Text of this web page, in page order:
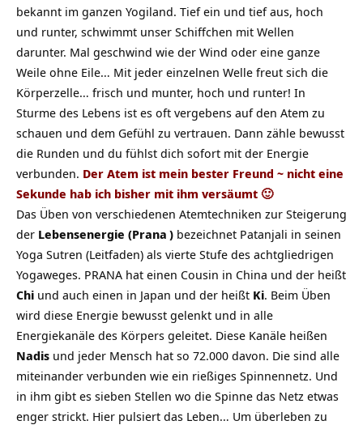
bekannt im ganzen Yogiland. Tief ein und tief aus, hoch
und runter, schwimmt unser Schiffchen mit Wellen
darunter. Mal geschwind wie der Wind oder eine ganze
Weile ohne Eile… Mit jeder einzelnen Welle freut sich die
Körperzelle… frisch und munter, hoch und runter! In
Sturme des Lebens ist es oft vergebens auf den Atem zu
schauen und dem Gefühl zu vertrauen. Dann zähle bewusst
die Runden und du fühlst dich sofort mit der Energie
verbunden. Der Atem ist mein bester Freund ~ nicht eine
Sekunde hab ich bisher mit ihm versäumt 🙂
Das Üben von verschiedenen Atemtechniken zur Steigerung
der Lebensenergie (Prana ) bezeichnet Patanjali in seinen
Yoga Sutren (Leitfaden) als vierte Stufe des achtgliedrigen
Yogaweges. PRANA hat einen Cousin in China und der heißt
Chi und auch einen in Japan und der heißt Ki. Beim Üben
wird diese Energie bewusst gelenkt und in alle
Energiekanäle des Körpers geleitet. Diese Kanäle heißen
Nadis und jeder Mensch hat so 72.000 davon. Die sind alle
miteinander verbunden wie ein rießiges Spinnennetz. Und
in ihm gibt es sieben Stellen wo die Spinne das Netz etwas
enger strickt. Hier pulsiert das Leben… Um überleben zu